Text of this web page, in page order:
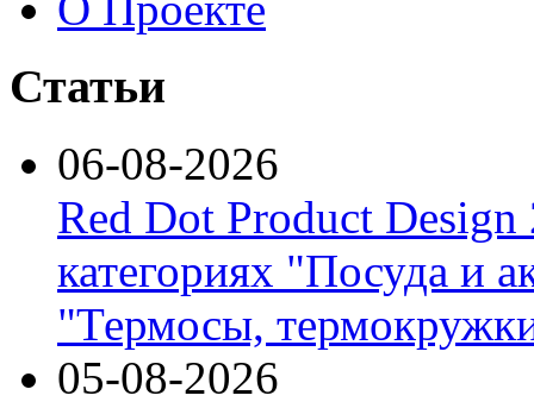
Статьи
06-08-2026
Red Dot Product Design
категориях "Посуда и
"Термосы,
05-08-2026